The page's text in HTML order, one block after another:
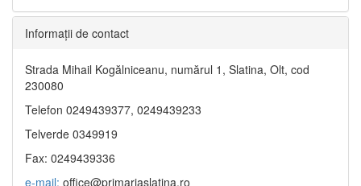
Informaţii de contact
Strada Mihail Kogălniceanu, numărul 1, Slatina, Olt, cod
230080
Telefon 0249439377, 0249439233
Telverde 0349919
Fax: 0249439336
e-mail: office@primariaslatina.ro